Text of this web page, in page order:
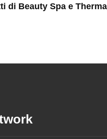
di Beauty Spa e